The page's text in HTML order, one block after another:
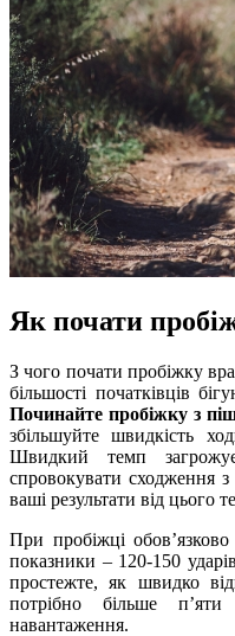
Як почати
З чого почати пробіжку
більшості початківців
Починайте пробіжку з
збільшуйте швидкість
Швидкий темп
спровокувати сходження з
ваші результати від цього
При пробіжці обов’язково
показники – 120-150
простежте, як швидко
потрібно більше п’яти
навантаження.